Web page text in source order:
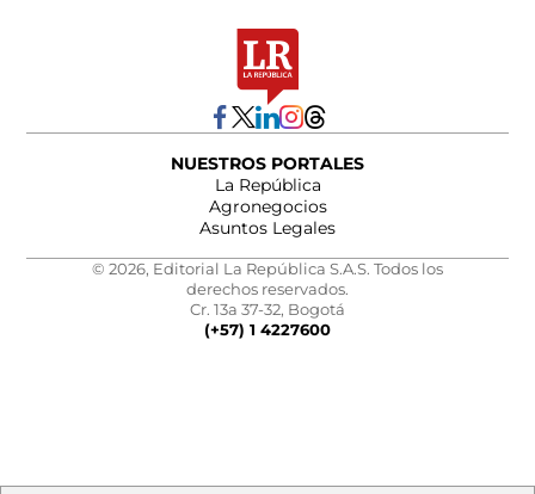
NUESTROS PORTALES
La República
Agronegocios
Asuntos Legales
© 2026, Editorial La República S.A.S. Todos los
derechos reservados.
Cr. 13a 37-32, Bogotá
(+57) 1 4227600